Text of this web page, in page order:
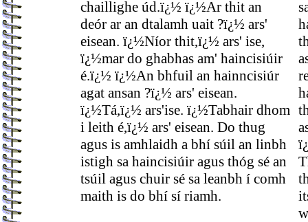
chaillighe úd.ï¿½ ï¿½Ar thit an
deór ar an dtalamh uait ?ï¿½ ars'
eisean. ï¿½Níor thit,ï¿½ ars' ise,
ï¿½mar do ghabhas am' haincisiúir
é.ï¿½ ï¿½An bhfuil an hainncisiúr
agat ansan ?ï¿½ ars' eisean.
ï¿½Tá,ï¿½ ars'ise. ï¿½Tabhair dhom
i leith é,ï¿½ ars' eisean. Do thug
agus is amhlaidh a bhí súil an linbh
istigh sa haincisiúir agus thóg sé an
tsúil agus chuir sé sa leanbh í comh
maith is do bhí sí riamh.